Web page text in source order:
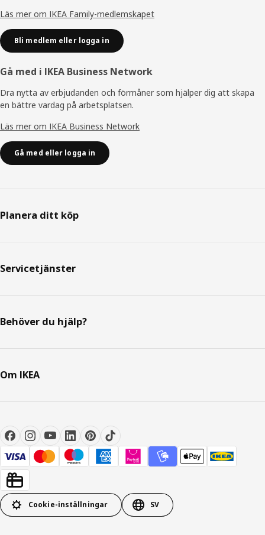
Läs mer om IKEA Family-medlemskapet
Bli medlem eller logga in
Gå med i IKEA Business Network
Dra nytta av erbjudanden och förmåner som hjälper dig att skapa
en bättre vardag på arbetsplatsen.
Läs mer om IKEA Business Network
Gå med eller logga in
Planera ditt köp
Servicetjänster
Behöver du hjälp?
Om IKEA
Cookie-inställningar SV